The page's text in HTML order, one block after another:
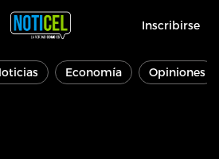
Inscribirse
Economía Opiniones